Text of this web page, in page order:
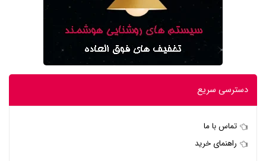
دسترسی سریع
تماس با ما
راهنمای خرید